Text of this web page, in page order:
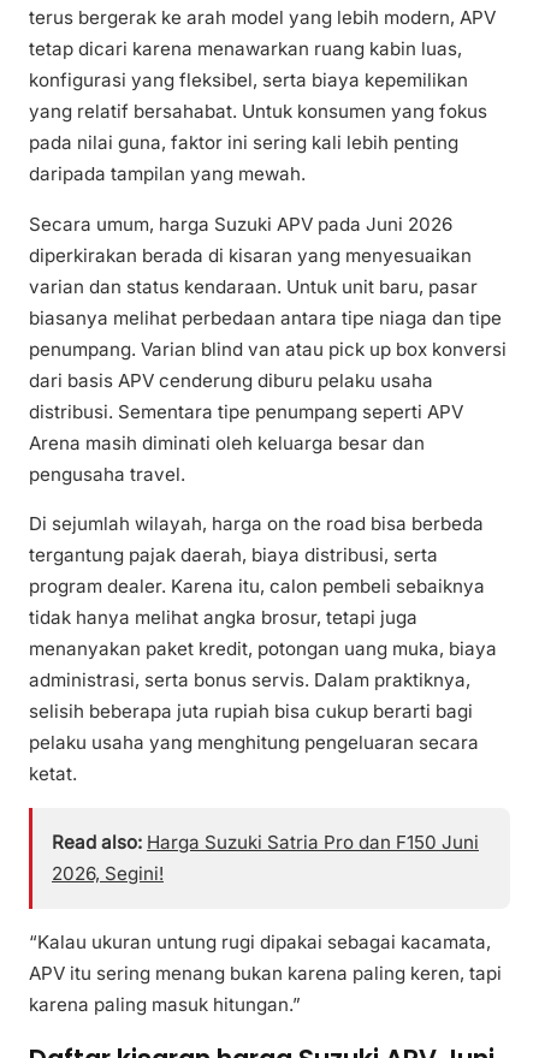
terus bergerak ke arah model yang lebih modern, APV
tetap dicari karena menawarkan ruang kabin luas,
konfigurasi yang fleksibel, serta biaya kepemilikan
yang relatif bersahabat. Untuk konsumen yang fokus
pada nilai guna, faktor ini sering kali lebih penting
daripada tampilan yang mewah.
Secara umum, harga Suzuki APV pada Juni 2026
diperkirakan berada di kisaran yang menyesuaikan
varian dan status kendaraan. Untuk unit baru, pasar
biasanya melihat perbedaan antara tipe niaga dan tipe
penumpang. Varian blind van atau pick up box konversi
dari basis APV cenderung diburu pelaku usaha
distribusi. Sementara tipe penumpang seperti APV
Arena masih diminati oleh keluarga besar dan
pengusaha travel.
Di sejumlah wilayah, harga on the road bisa berbeda
tergantung pajak daerah, biaya distribusi, serta
program dealer. Karena itu, calon pembeli sebaiknya
tidak hanya melihat angka brosur, tetapi juga
menanyakan paket kredit, potongan uang muka, biaya
administrasi, serta bonus servis. Dalam praktiknya,
selisih beberapa juta rupiah bisa cukup berarti bagi
pelaku usaha yang menghitung pengeluaran secara
ketat.
Read also: Harga Suzuki Satria Pro dan F150 Juni
2026, Segini!
“Kalau ukuran untung rugi dipakai sebagai kacamata,
APV itu sering menang bukan karena paling keren, tapi
karena paling masuk hitungan.”